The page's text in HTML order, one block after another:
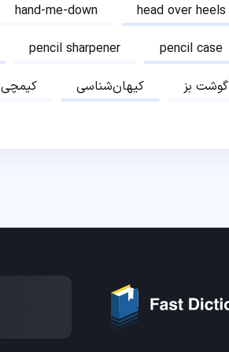
hand-me-down head over heels
pencil sharpener pencil case
کیمچی کیهان‌شناسی گوشت بز